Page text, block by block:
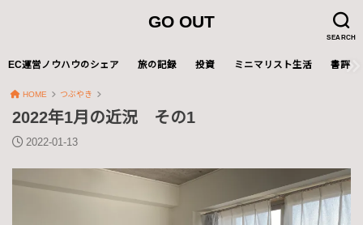
SEARCH
GO OUT
EC運営ノウハウのシェア 旅の記録 投資 ミニマリスト生活 書評
HOME つぶやき
2022年1月の近況 その1
2022-01-13